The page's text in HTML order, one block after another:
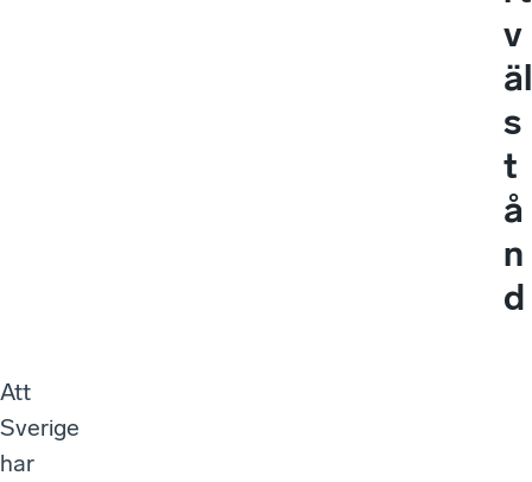
v
äl
s
t
å
n
d
Att
Sverige
har